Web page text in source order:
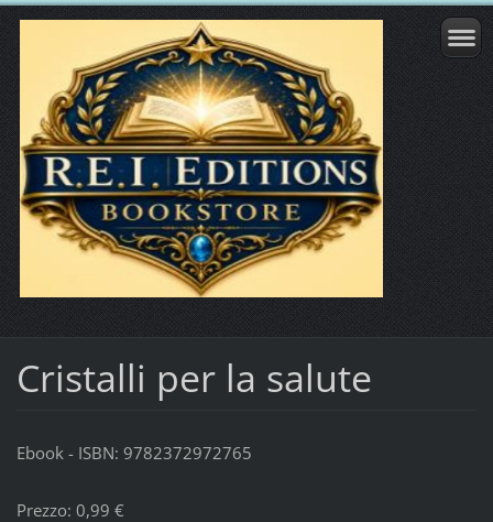
Cristalli per la salute
Ebook - ISBN: 9782372972765
Prezzo: 0,99 €